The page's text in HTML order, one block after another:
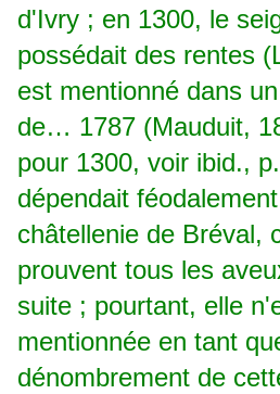
d'Ivry ; en 1300, le
possédait des rentes
est mentionné dans
de… 1787 (Mauduit,
pour 1300, voir ibid.,
dépendait
châtellenie de Bréval,
prouvent tous les
suite ; pourtant, elle
mentionnée en tant
dénombrement de